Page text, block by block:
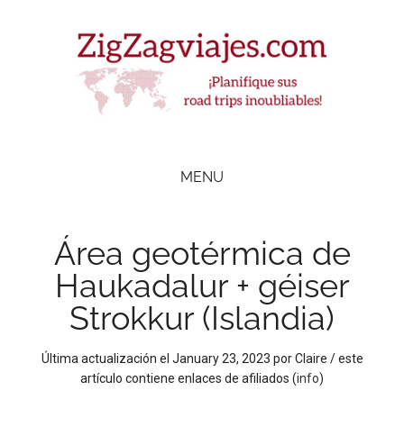
MENU
Área geotérmica de
Haukadalur + géiser
Strokkur (Islandia)
Última actualización el January 23, 2023 porClaire / este
artículo contiene enlaces de afiliados (info)